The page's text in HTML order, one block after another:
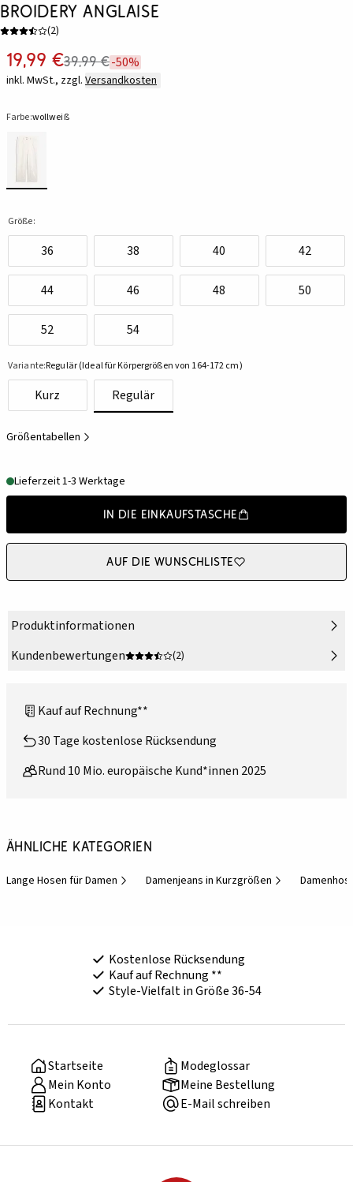
Broidery Anglaise
(2)
19,99 €39,99 €-50%
inkl. MwSt., zzgl. Versandkosten
Farbe:wollweiß
Größe:
36 38 40 42
44 46 48 50
52 54
Variante:Regulär (Ideal für Körpergrößen von 164-172 cm)
Kurz Regulär
Größentabellen
Lieferzeit 1-3 Werktage
In die Einkaufstasche
Auf die Wunschliste
Produktinformationen
Kundenbewertungen
(2)
Kauf auf Rechnung**
30 Tage kostenlose Rücksendung
Rund 10 Mio. europäische Kund*innen 2025
Ähnliche Kategorien
Lange Hosen für Damen Damenjeans in Kurzgrößen
Kostenlose Rücksendung
Kauf auf Rechnung **
Style-Vielfalt in Größe 36-54
Startseite
Modeglossar
Mein Konto
Meine Bestellung
Kontakt
E-Mail schreiben